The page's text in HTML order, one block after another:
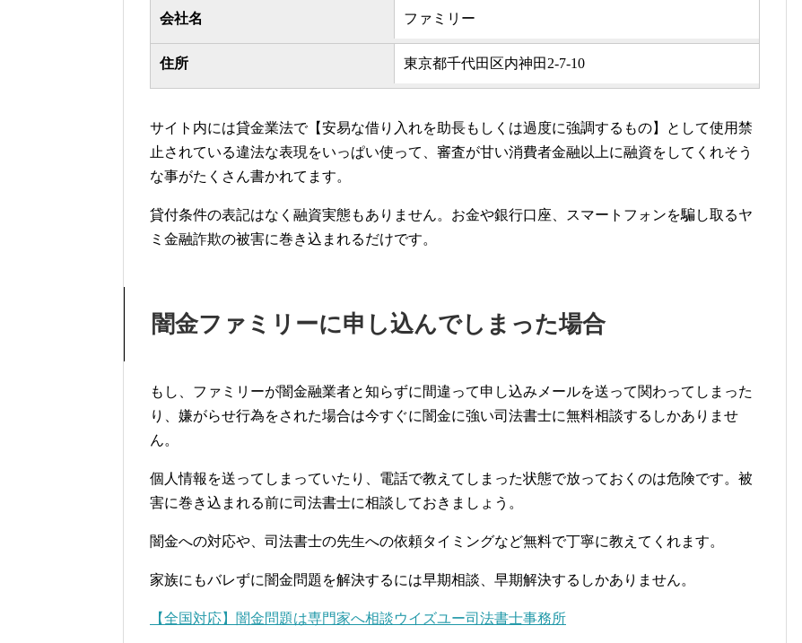
会社名 ファミリー
住所 東京都千代田区内神田2-7-10
サイト内には貸金業法で【安易な借り入れを助長もしくは過度に強調するもの】として使用禁
止されている違法な表現をいっぱい使って、審査が甘い消費者金融以上に融資をしてくれそう
な事がたくさん書かれてます。
貸付条件の表記はなく融資実態もありません。お金や銀行口座、スマートフォンを騙し取るヤ
ミ金融詐欺の被害に巻き込まれるだけです。
闇金ファミリーに申し込んでしまった場合
もし、ファミリーが闇金融業者と知らずに間違って申し込みメールを送って関わってしまった
り、嫌がらせ行為をされた場合は今すぐに闇金に強い司法書士に無料相談するしかありませ
ん。
個人情報を送ってしまっていたり、電話で教えてしまった状態で放っておくのは危険です。被
害に巻き込まれる前に司法書士に相談しておきましょう。
闇金への対応や、司法書士の先生への依頼タイミングなど無料で丁寧に教えてくれます。
家族にもバレずに闇金問題を解決するには早期相談、早期解決するしかありません。
【全国対応】闇金問題は専門家へ相談ウイズユー司法書士事務所